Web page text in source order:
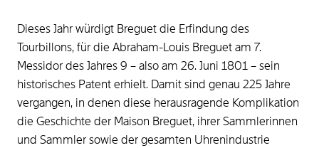
Dieses Jahr würdigt Breguet die Erfindung des
Tourbillons, für die Abraham-Louis Breguet am 7.
Messidor des Jahres 9 – also am 26. Juni 1801 – sein
historisches Patent erhielt. Damit sind genau 225 Jahre
vergangen, in denen diese herausragende Komplikation
die Geschichte der Maison Breguet, ihrer Sammlerinnen
und Sammler sowie der gesamten Uhrenindustrie